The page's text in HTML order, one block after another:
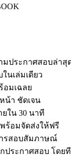
มประกาศสอบล่าสุ
นเล่มเดียว
อมเฉลย
น้า ชัดเจน
ใน 30 นาที
ร้อมจัดส่งให้ฟรี
ารสอบสัมภาษณ์
ประกาศสอบ โดย